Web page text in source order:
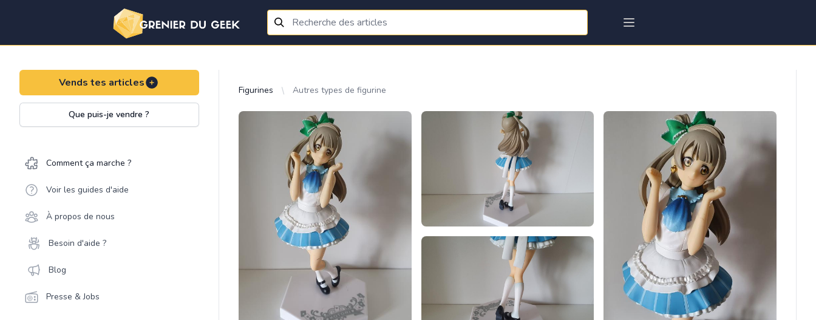
Vends tes articles
Que puis-je vendre ?
Comment ça marche ?
Voir les guides d'aide
À propos de nous
Besoin d'aide ?
Blog
Presse & Jobs
Figurines Autres types de figurine